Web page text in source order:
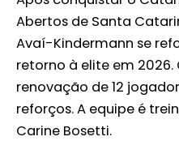
Abertos de Santa
Avaí-Kindermann se
retorno à elite em
renovação de 12
reforços. A equipe é
Carine Bosetti.